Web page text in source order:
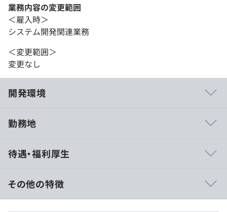
業務内容の変更範囲
＜雇入時＞
システム開発関連業務
＜変更範囲＞
変更なし
開発環境
す。
担当者を決めてそれぞれ開発に取り組みます。
・イシューは下記3パターンから作成することがほとんど
です。
勤務地
待遇・福利厚生
■賃金形態：月給制
その他の特徴